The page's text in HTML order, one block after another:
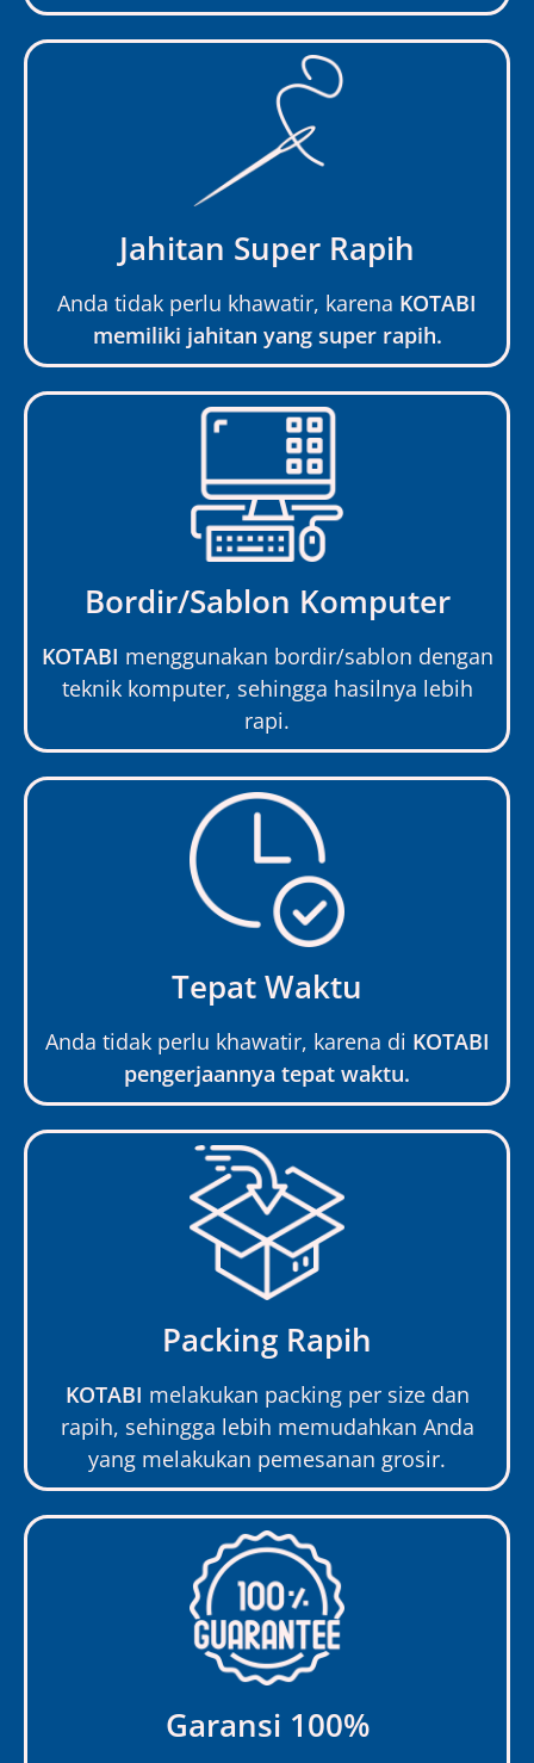
Jahitan Super Rapih
Anda tidak perlu khawatir, karena KOTABI
memiliki jahitan yang super rapih.
Bordir/Sablon Komputer
KOTABI menggunakan bordir/sablon dengan
teknik komputer, sehingga hasilnya lebih
rapi.
Tepat Waktu
Anda tidak perlu khawatir, karena di KOTABI
pengerjaannya tepat waktu.
Packing Rapih
KOTABI melakukan packing per size dan
rapih, sehingga lebih memudahkan Anda
yang melakukan pemesanan grosir.
Garansi 100%